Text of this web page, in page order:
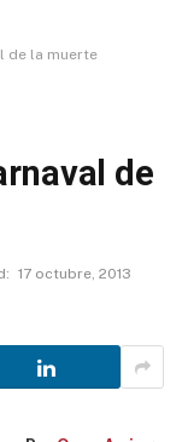
de la muerte
de
17 octubre, 2013